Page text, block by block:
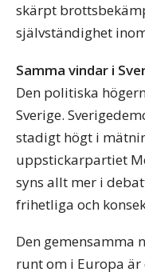
skärpt
självständighet
Samma vindar i
Den politiska
Sverige.
stadigt högt i
uppstickarpartiet
syns allt mer i
frihetliga och
Den gemensamma
runt om i Europa är